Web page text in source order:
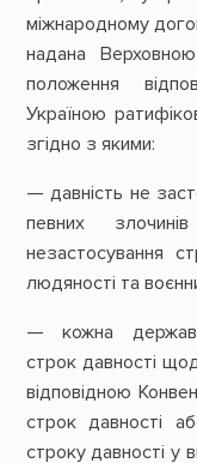
міжнародному
надана
положення
Україною
згідно з якими:
— давність не
певних
незастосування
людяності та
— кожна
строк давності
відповідною
строк давності
строку давності у